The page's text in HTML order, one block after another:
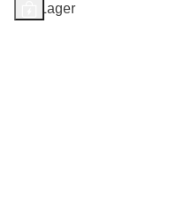
Auf Lager